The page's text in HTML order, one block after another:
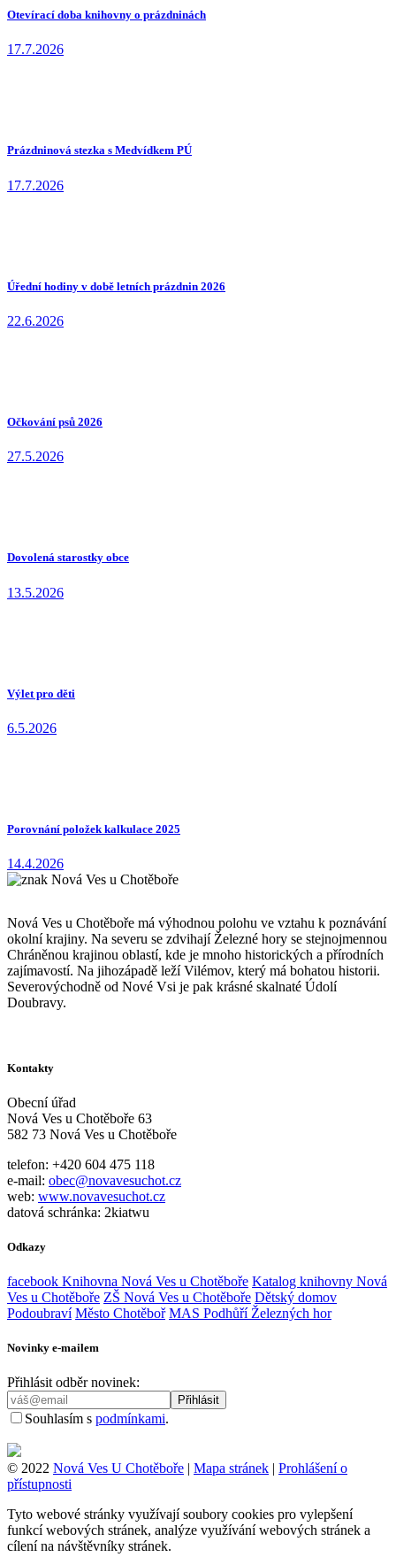
Otevírací doba knihovny o prázdninách
17.7.2026
Prázdninová stezka s Medvídkem PÚ
17.7.2026
Úřední hodiny v době letních prázdnin 2026
22.6.2026
Očkování psů 2026
27.5.2026
Dovolená starostky obce
13.5.2026
Výlet pro děti
6.5.2026
Porovnání položek kalkulace 2025
14.4.2026
Nová Ves u Chotěboře má výhodnou polohu ve vztahu k poznávání
okolní krajiny. Na severu se zdvihají Železné hory se stejnojmennou
Chráněnou krajinou oblastí, kde je mnoho historických a přírodních
zajímavostí. Na jihozápadě leží Vilémov, který má bohatou historii.
Severovýchodně od Nové Vsi je pak krásné skalnaté Údolí
Doubravy.
Kontakty
Obecní úřad
Nová Ves u Chotěboře 63
582 73 Nová Ves u Chotěboře
telefon: +420 604 475 118
e-mail: obec@novavesuchot.cz
web: www.novavesuchot.cz
datová schránka: 2kiatwu
Odkazy
facebook Knihovna Nová Ves u Chotěboře Katalog knihovny Nová
Ves u Chotěboře ZŠ Nová Ves u Chotěboře Dětský domov
Podoubraví Město Chotěboř MAS Podhůří Železných hor
Novinky e-mailem
Přihlásit odběr novinek:
Souhlasím s podmínkami.
© 2022 Nová Ves U Chotěboře | Mapa stránek | Prohlášení o
přístupnosti
Tyto webové stránky využívají soubory cookies pro vylepšení
funkcí webových stránek, analýze využívání webových stránek a
cílení na návštěvníky stránek.